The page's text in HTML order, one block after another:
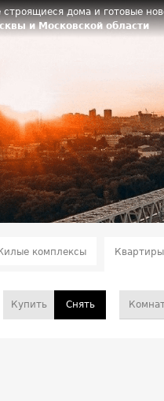
строящиеся дома и готовые
и Московской области
комплексы Квартиры
Купить Снять